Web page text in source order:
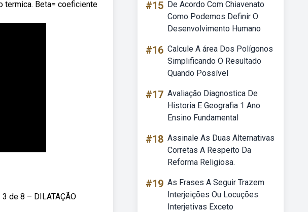
termica. Beta= coeficiente
de 8 – DILATAÇÃO
#15 De Acordo Com Chiavenato
Como Podemos Definir O
Desenvolvimento Humano
#16 Calcule A área Dos Polígonos
Simplificando O Resultado
Quando Possível
#17 Avaliação Diagnostica De
Historia E Geografia 1 Ano
Ensino Fundamental
#18 Assinale As Duas Alternativas
Corretas A Respeito Da
Reforma Religiosa.
#19 As Frases A Seguir Trazem
Interjeições Ou Locuções
Interjetivas Exceto